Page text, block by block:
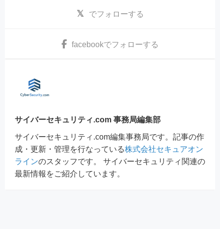
でフォローする
facebookでフォローする
サイバーセキュリティ.com 事務局編集部
サイバーセキュリティ.com編集事務局です。記事の作
成・更新・管理を行なっている株式会社セキュアオン
ラインのスタッフです。 サイバーセキュリティ関連の
最新情報をご紹介しています。